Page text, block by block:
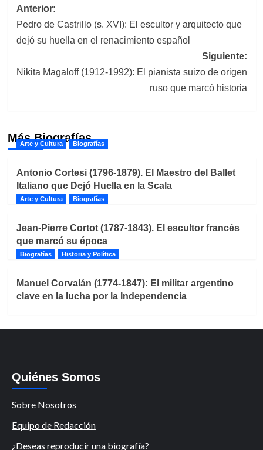
Navegación
de
entradas
Anterior:
Pedro de Castrillo (s. XVI): El escultor y arquitecto que
dejó su huella en el renacimiento español
Siguiente:
Nikita Magaloff (1912-1992): El pianista suizo de origen
ruso que marcó historia
Más Biografías
Arte y Cultura Biografías
Antonio Cortesi (1796-1879). El Maestro del Ballet
Italiano que Dejó Huella en la Scala
Arte y Cultura Biografías
Jean-Pierre Cortot (1787-1843). El escultor francés
que marcó su época
Biografías Historia y Política
Manuel Corvalán (1774-1847): El militar argentino
clave en la lucha por la Independencia
Quiénes Somos
Sobre Nosotros
Equipo de Redacción
¿Deseas reproducir una biografía?